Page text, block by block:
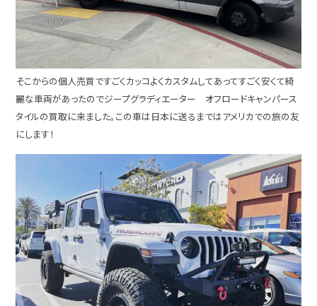
そこからの個人売買ですごくカッコよくカスタムしてあってすごく安くて綺
麗な車両があったのでジープグラディエーター オフロードキャンパース
タイルの買取に来ました。この車は日本に送るまではアメリカでの旅の友
にします！